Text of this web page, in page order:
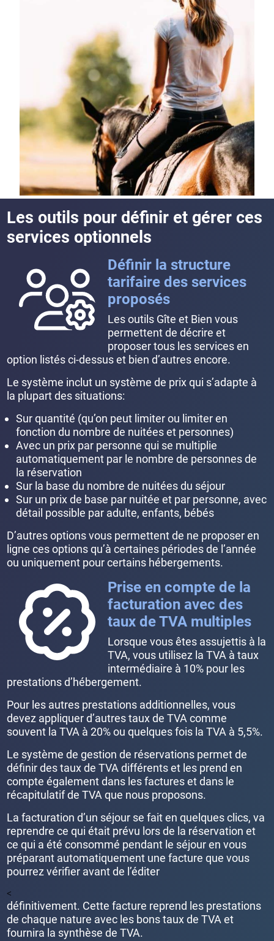
Les outils pour définir et gérer ces
services optionnels
Définir la structure
tarifaire des services
proposés
Les outils Gîte et Bien vous
permettent de décrire et
proposer tous les services en
option listés ci-dessus et bien d’autres encore.
Le système inclut un système de prix qui s’adapte à
la plupart des situations:
Sur quantité (qu’on peut limiter ou limiter en
fonction du nombre de nuitées et personnes)
Avec un prix par personne qui se multiplie
automatiquement par le nombre de personnes de
la réservation
Sur la base du nombre de nuitées du séjour
Sur un prix de base par nuitée et par personne, avec
détail possible par adulte, enfants, bébés
D’autres options vous permettent de ne proposer en
ligne ces options qu’à certaines périodes de l’année
ou uniquement pour certains hébergements.
Prise en compte de la
facturation avec des
taux de TVA multiples
Lorsque vous êtes assujettis à la
TVA, vous utilisez la TVA à taux
intermédiaire à 10% pour les
prestations d’hébergement.
Pour les autres prestations additionnelles, vous
devez appliquer d’autres taux de TVA comme
souvent la TVA à 20% ou quelques fois la TVA à 5,5%.
Le système de gestion de réservations permet de
définir des taux de TVA différents et les prend en
compte également dans les factures et dans le
récapitulatif de TVA que nous proposons.
La facturation d’un séjour se fait en quelques clics, va
reprendre ce qui était prévu lors de la réservation et
ce qui a été consommé pendant le séjour en vous
préparant automatiquement une facture que vous
pourrez vérifier avant de l’éditer
<
définitivement. Cette facture reprend les prestations
de chaque nature avec les bons taux de TVA et
fournira la synthèse de TVA.